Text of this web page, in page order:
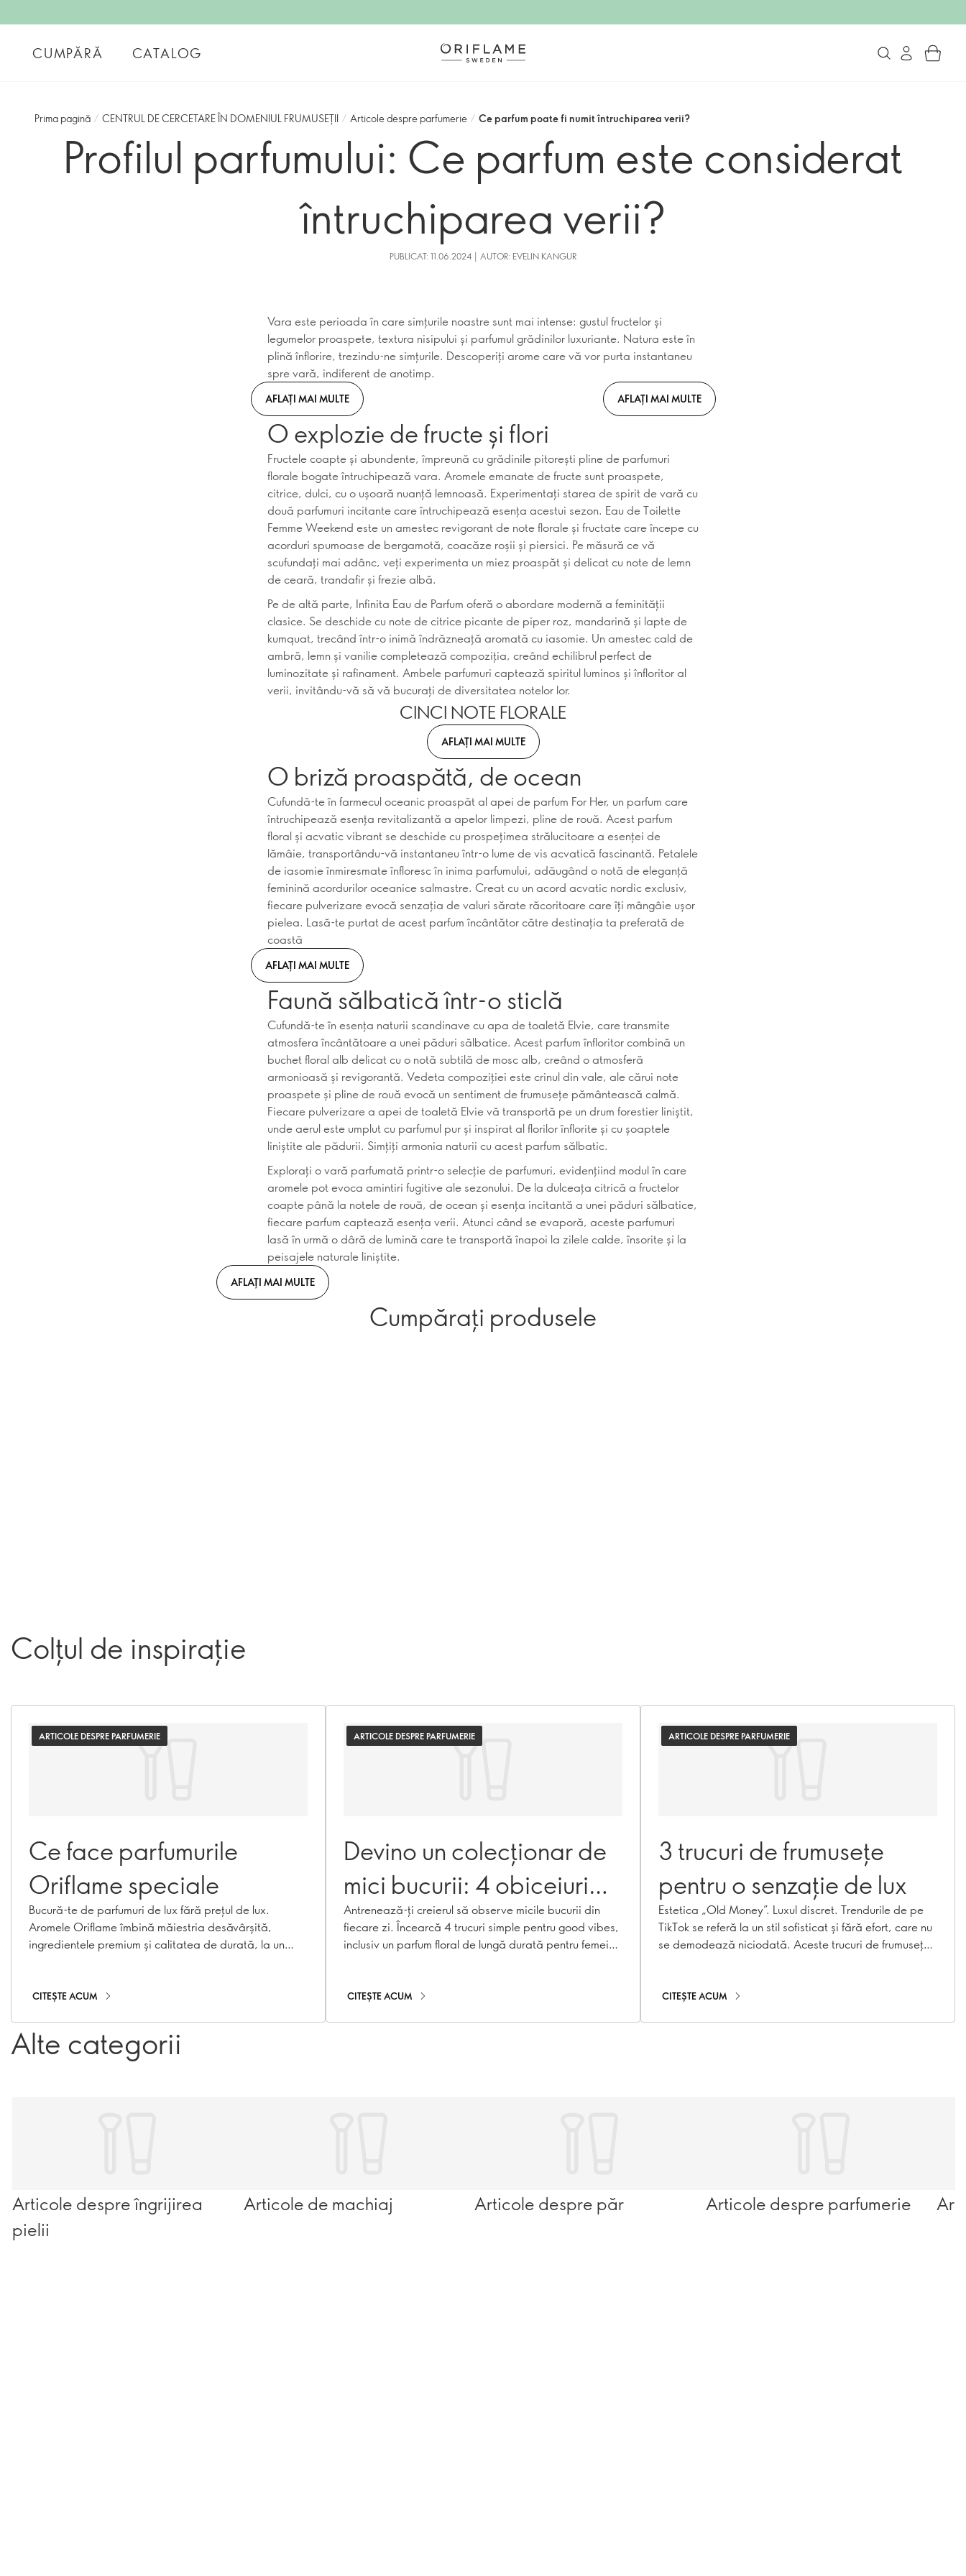
CUMPĂRĂ CATALOG
Prima pagină / CENTRUL DE CERCETARE ÎN DOMENIUL FRUMUSEȚII / Articole despre parfumerie / Ce parfum poate fi numit întruchiparea verii?
Profilul parfumului: Ce parfum este considerat
întruchiparea verii?
PUBLICAT: 11.06.2024 | AUTOR: EVELIN KANGUR
Vara este perioada în care simțurile noastre sunt mai intense: gustul fructelor și
legumelor proaspete, textura nisipului și parfumul grădinilor luxuriante. Natura este în
plină înflorire, trezindu-ne simțurile. Descoperiți arome care vă vor purta instantaneu
spre vară, indiferent de anotimp.
AFLAȚI MAI MULTE AFLAȚI MAI MULTE
O explozie de fructe și flori
Fructele coapte și abundente, împreună cu grădinile pitorești pline de parfumuri
florale bogate întruchipează vara. Aromele emanate de fructe sunt proaspete,
citrice, dulci, cu o ușoară nuanță lemnoasă. Experimentați starea de spirit de vară cu
două parfumuri incitante care întruchipează esența acestui sezon. Eau de Toilette
Femme Weekend este un amestec revigorant de note florale și fructate care începe cu
acorduri spumoase de bergamotă, coacăze roșii și piersici. Pe măsură ce vă
scufundați mai adânc, veți experimenta un miez proaspăt și delicat cu note de lemn
de ceară, trandafir și frezie albă.
Pe de altă parte, Infinita Eau de Parfum oferă o abordare modernă a feminității
clasice. Se deschide cu note de citrice picante de piper roz, mandarină și lapte de
kumquat, trecând într-o inimă îndrăzneață aromată cu iasomie. Un amestec cald de
ambră, lemn și vanilie completează compoziția, creând echilibrul perfect de
luminozitate și rafinament. Ambele parfumuri captează spiritul luminos și înfloritor al
verii, invitându-vă să vă bucurați de diversitatea notelor lor.
CINCI NOTE FLORALE
AFLAȚI MAI MULTE
O briză proaspătă, de ocean
Cufundă-te în farmecul oceanic proaspăt al apei de parfum For Her, un parfum care
întruchipează esența revitalizantă a apelor limpezi, pline de rouă. Acest parfum
floral și acvatic vibrant se deschide cu prospețimea strălucitoare a esenței de
lămâie, transportându-vă instantaneu într-o lume de vis acvatică fascinantă. Petalele
de iasomie înmiresmate înfloresc în inima parfumului, adăugând o notă de eleganță
feminină acordurilor oceanice salmastre. Creat cu un acord acvatic nordic exclusiv,
fiecare pulverizare evocă senzația de valuri sărate răcoritoare care îți mângâie ușor
pielea. Lasă-te purtat de acest parfum încântător către destinația ta preferată de
coastă
AFLAȚI MAI MULTE
Faună sălbatică într-o sticlă
Cufundă-te în esența naturii scandinave cu apa de toaletă Elvie, care transmite
atmosfera încântătoare a unei păduri sălbatice. Acest parfum înfloritor combină un
buchet floral alb delicat cu o notă subtilă de mosc alb, creând o atmosferă
armonioasă și revigorantă. Vedeta compoziției este crinul din vale, ale cărui note
proaspete și pline de rouă evocă un sentiment de frumusețe pământească calmă.
Fiecare pulverizare a apei de toaletă Elvie vă transportă pe un drum forestier liniștit,
unde aerul este umplut cu parfumul pur și inspirat al florilor înflorite și cu șoaptele
liniștite ale pădurii. Simțiți armonia naturii cu acest parfum sălbatic.
Explorați o vară parfumată printr-o selecție de parfumuri, evidențiind modul în care
aromele pot evoca amintiri fugitive ale sezonului. De la dulceața citrică a fructelor
coapte până la notele de rouă, de ocean și esența incitantă a unei păduri sălbatice,
fiecare parfum captează esența verii. Atunci când se evaporă, aceste parfumuri
lasă în urmă o dâră de lumină care te transportă înapoi la zilele calde, însorite și la
peisajele naturale liniștite.
AFLAȚI MAI MULTE
Cumpărați produsele
Colțul de inspirație
ARTICOLE DESPRE PARFUMERIE
Ce face parfumurile
Oriflame speciale
Bucură-te de parfumuri de lux fără prețul de lux.
Aromele Oriflame îmbină măiestria desăvârșită,
ingredientele premium și calitatea de durată, la un
CITEȘTE ACUM
ARTICOLE DESPRE PARFUMERIE
Devino un colecționar de
mici bucurii: 4 obiceiuri
pentru good vibes
Antrenează-ți creierul să observe micile bucurii din
fiecare zi. Încearcă 4 trucuri simple pentru good vibes,
inclusiv un parfum floral de lungă durată pentru femei
CITEȘTE ACUM
ARTICOLE DESPRE PARFUMERIE
3 trucuri de frumusețe
pentru o senzație de lux
Estetica „Old Money”. Luxul discret. Trendurile de pe
TikTok se referă la un stil sofisticat și fără efort, care nu
se demodează niciodată. Aceste trucuri de frumusețe
CITEȘTE ACUM
Alte categorii
Articole despre îngrijirea
pielii
Articole de machiaj Articole despre păr Articole despre parfumerie